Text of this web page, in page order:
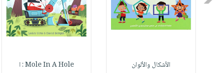
الأشكال والألوان Mole In A Hole : ا